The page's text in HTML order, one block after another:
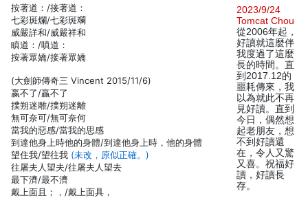
按著道：/接著道：
七彩斑爛/七彩斑斕
威嚴詳和/威嚴祥和
瞋道：/嗔道：
按著眾嬌/接著眾嬌
(大劍師傳奇三 Vincent 2015/11/6)
嬴不了/贏不了
撲朔迷雕/撲朔迷離
無可奈可/無可奈何
當我的惡感/當我的思感
到達他身上時他的身體/到達他身上時，他的身體
望住我/望往我 (未改，原似正確。)
往屠夫人望夫/往屠夫人望去
最下濟/最不濟
戴上面且；，/戴上面具，
2023/9/24
Tomcat Chou
從2006年起，
好讀就這麼伴
我度過了這麼
長的時間。直
到2017.12的
噩耗傳來，我
以為就此不再
見好讀。直到
今日，偶然想
起老朋友，想
不到好讀還
在，令人又驚
又喜。祝福好
讀，好讀長
存。